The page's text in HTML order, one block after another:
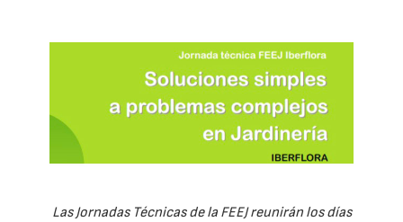
Las Jornadas Técnicas de la FEEJ reunirán los días